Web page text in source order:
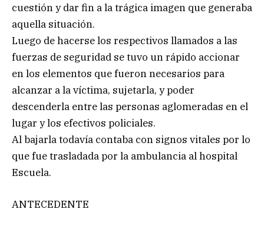
cuestión y dar fin a la trágica imagen que generaba
aquella situación.
Luego de hacerse los respectivos llamados a las
fuerzas de seguridad se tuvo un rápido accionar
en los elementos que fueron necesarios para
alcanzar a la víctima, sujetarla, y poder
descenderla entre las personas aglomeradas en el
lugar y los efectivos policiales.
Al bajarla todavía contaba con signos vitales por lo
que fue trasladada por la ambulancia al hospital
Escuela.
ANTECEDENTE